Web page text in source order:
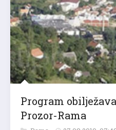
Program
Prozor-Rama